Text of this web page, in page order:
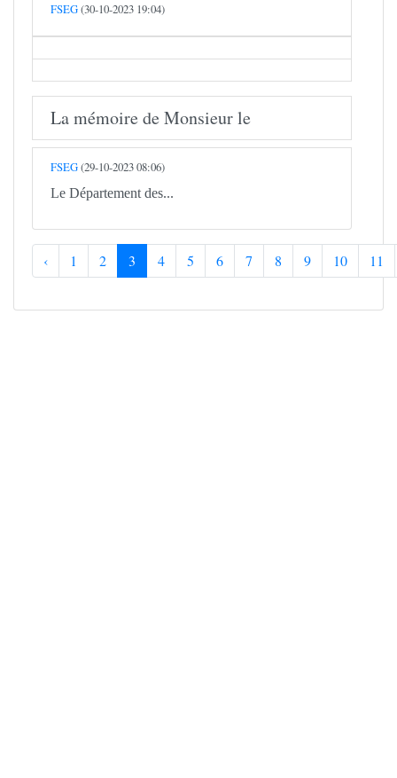
FSEG(30-10-2023 19:04)
La mémoire de Monsieur le
FSEG(29-10-2023 08:06)
Le Département des...
‹ 1 2 3 4 5 6 7 8 9 10 11